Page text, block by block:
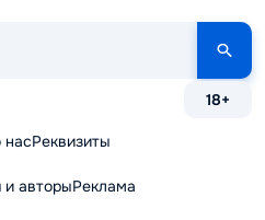
18+
насРеквизиты
и авторыРеклама